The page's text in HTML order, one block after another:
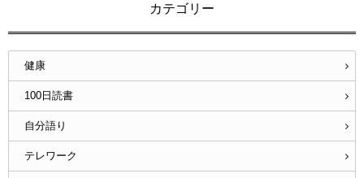
カテゴリー
健康
100日読書
自分語り
テレワーク